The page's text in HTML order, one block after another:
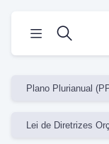
Plano Plurianual
Lei de Diretrizes